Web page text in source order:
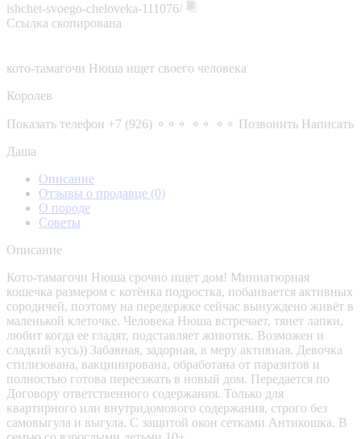
ishchet-svoego-cheloveka-111076/
Ссылка скопирована
кото-тамагочи Нюша ищет своего человека
Королев
Показать телефон +7 (926) ⚬⚬⚬ ⚬⚬ ⚬⚬ Позвонить Написать
Даша
Описание
Отзывы о продавце (0)
О породе
Советы
Описание
Кото-тамагочи Нюша срочно ищет дом! Миниатюрная
кошечка размером с котёнка подростка, побаивается активных
сородичей, поэтому на передержке сейчас вынуждено живёт в
маленькой клеточке. Человека Нюша встречает, тянет лапки,
любит когда ее гладят, подставляет животик. Возможен и
сладкий кусь)) Забавная, задорная, в меру активная. Девочка
стилизована, вакцинирована, обработана от паразитов и
полностью готова переезжать в новый дом. Передается по
Договору ответственного содержания. Только для
квартирного или внутридомового содержания, строго без
самовыгула и выгула. С защитой окон сетками Антикошка. В